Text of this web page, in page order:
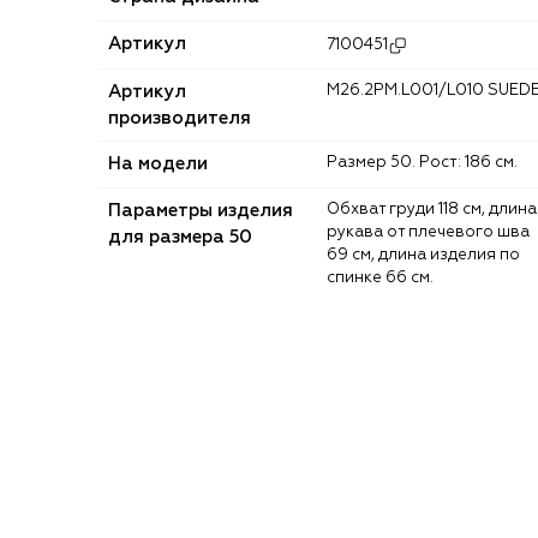
Артикул 7100451
Артикул
производителя
M26.2PM.L001/L010
На модели Размер 50. Рост: 186 см.
Параметры изделия
для размера 50
Обхват груди 118 см, длина
рукава от плечевого шва
69 см, длина изделия по
спинке 66 см.